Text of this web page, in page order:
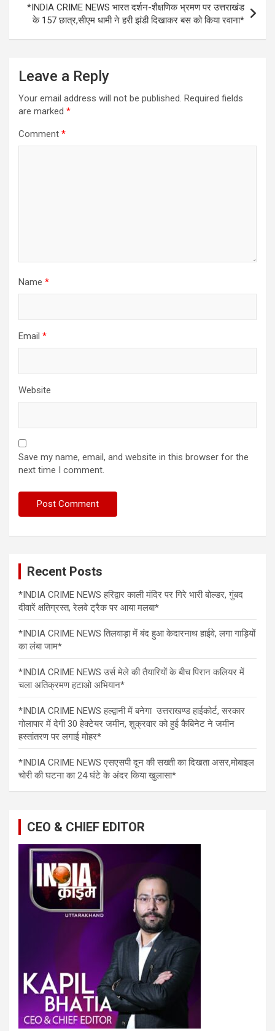
*INDIA CRIME NEWS भारत दर्शन-शैक्षणिक भ्रमण पर उत्तराखंड
के 157 छात्र,सीएम धामी ने हरी झंडी दिखाकर बस को किया रवाना*
Leave a Reply
Your email address will not be published. Required fields
are marked *
Comment *
Name *
Email *
Website
Save my name, email, and website in this browser for the
next time I comment.
Recent Posts
*INDIA CRIME NEWS हरिद्वार काली मंदिर पर गिरे भारी बोल्डर, गुंबद
दीवारें क्षतिग्रस्त, रेलवे ट्रैक पर आया मलबा*
*INDIA CRIME NEWS तिलवाड़ा में बंद हुआ केदारनाथ हाईवे, लगा गाड़ियों
का लंबा जाम*
*INDIA CRIME NEWS उर्स मेले की तैयारियों के बीच पिरान कलियर में
चला अतिक्रमण हटाओ अभियान*
*INDIA CRIME NEWS हल्द्वानी में बनेगा उत्तराखण्ड हाईकोर्ट, सरकार
गोलापार में देगी 30 हेक्टेयर जमीन, शुक्रवार को हुई कैबिनेट ने जमीन
हस्तांतरण पर लगाई मोहर*
*INDIA CRIME NEWS एसएसपी दून की सख्ती का दिखता असर,मोबाइल
चोरी की घटना का 24 घंटे के अंदर किया खुलासा*
CEO & CHIEF EDITOR